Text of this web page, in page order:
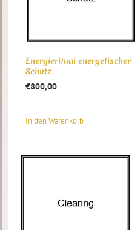
Energieritual energetischer
Schutz
€800,00
In den Warenkorb